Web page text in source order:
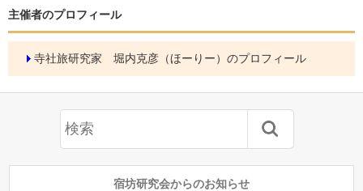
主催者のプロフィール
寺社旅研究家 堀内克彦（ほーりー）のプロフィール
宿坊研究会からのお知らせ